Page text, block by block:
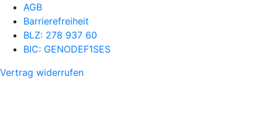
AGB
Barrierefreiheit
BLZ: 278 937 60
BIC: GENODEF1SES
Vertrag widerrufen